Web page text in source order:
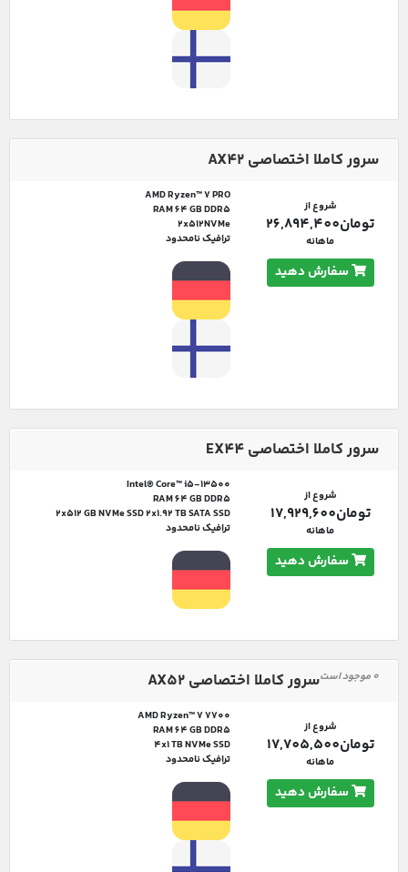
سرور کاملا اختصاصی AX42
AMD Ryzen™ 7 PRO
RAM 64 GB DDR5
2x512NVMe
ترافیک نامحدود
شروع از
تومان26,894,400
ماهانه
سفارش دهید
سرور کاملا اختصاصی EX44
Intel® Core™ i5-13500
RAM 64 GB DDR5
2x512 GB NVMe SSD 2x1.92 TB SATA SSD
ترافیک نامحدود
شروع از
تومان17,929,600
ماهانه
سفارش دهید
سرور کاملا اختصاصی AX52 0 موجود است
AMD Ryzen™ 7 7700
RAM 64 GB DDR5
4x1 TB NVMe SSD
ترافیک نامحدود
شروع از
تومان17,705,500
ماهانه
سفارش دهید